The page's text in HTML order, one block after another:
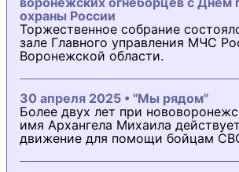
охраны России
Торжественное собрание
зале Главного управления МЧС
Воронежской области.
30 апреля 2025 • "Мы рядом"
Более двух лет при
имя Архангела Михаила
движение для помощи бойцам